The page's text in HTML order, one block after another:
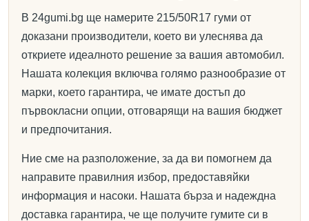
В 24gumi.bg ще намерите 215/50R17 гуми от
доказани производители, което ви улеснява да
откриете идеалното решение за вашия автомобил.
Нашата колекция включва голямо разнообразие от
марки, което гарантира, че имате достъп до
първокласни опции, отговарящи на вашия бюджет
и предпочитания.
Ние сме на разположение, за да ви помогнем да
направите правилния избор, предоставяйки
информация и насоки. Нашата бърза и надеждна
доставка гарантира, че ще получите гумите си в